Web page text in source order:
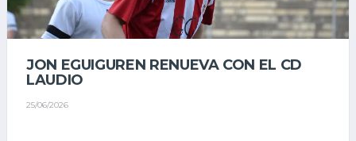
JON EGUIGUREN RENUEVA CON EL CD
LAUDIO
25/06/2026